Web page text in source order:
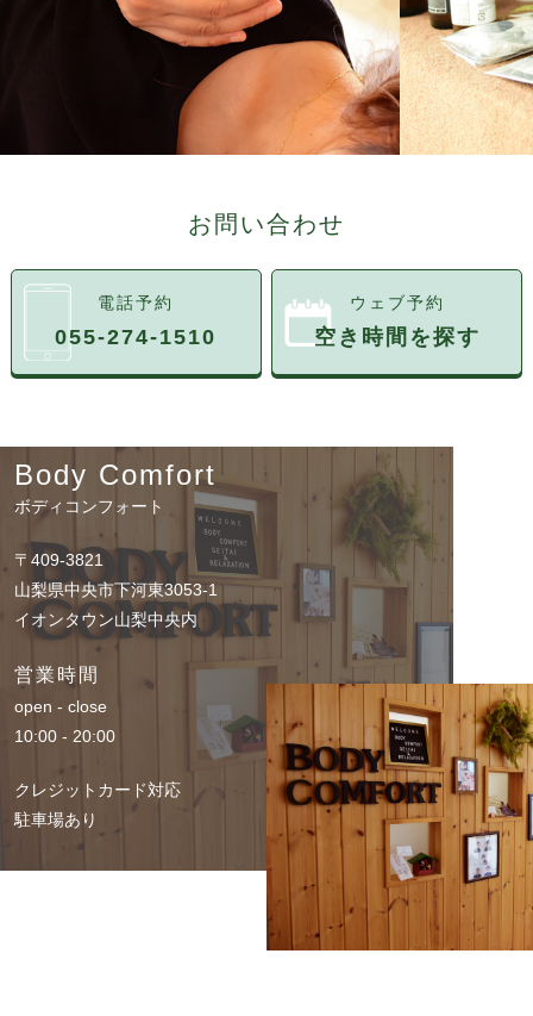
お問い合わせ
電話予約
055-274-1510
ウェブ予約
空き時間を探す
Body Comfort
ボディコンフォート
〒409-3821
山梨県中央市下河東3053-1
イオンタウン山梨中央内
営業時間
open - close
10:00 - 20:00
クレジットカード対応
駐車場あり